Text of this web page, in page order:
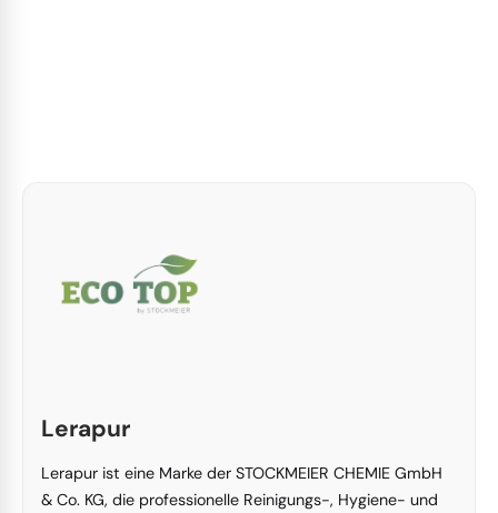
Lerapur
Lerapur ist eine Marke der STOCKMEIER CHEMIE GmbH
& Co. KG, die professionelle Reinigungs-, Hygiene- und